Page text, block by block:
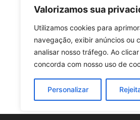
Valorizamos sua
Utilizamos cookies para
navegação, exibir anúncios ou
analisar nosso tráfego. Ao
concorda com nosso uso de
Personalizar
O Divulga